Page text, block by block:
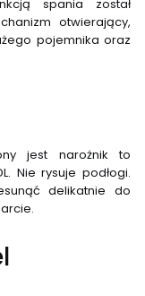
spania został
otwierający,
pojemnika oraz
jest narożnik to
Nie rysuje podłogi.
delikatnie do